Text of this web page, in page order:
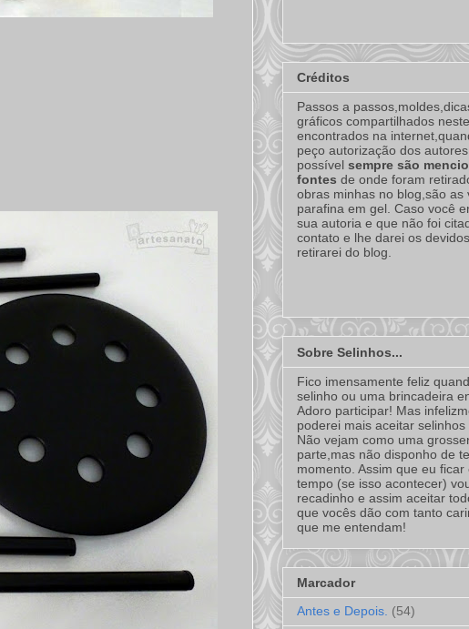
Créditos
Passos a
gráficos compartilhados
encontrados na
peço autorização dos
possível sempre são
fontes de onde foram
obras minhas no blog,são as
parafina em gel. Caso você
sua autoria e que não foi
contato e lhe darei os
retirarei do blog.
Sobre Selinhos...
Fico imensamente feliz
selinho ou uma brincadeira
Adoro participar! Mas
poderei mais aceitar selinhos
Não vejam como uma
parte,mas não disponho de
momento. Assim que eu ficar
tempo (se isso acontecer)
recadinho e assim aceitar
que vocês dão com tanto
que me entendam!
Marcador
Antes e Depois. (54)